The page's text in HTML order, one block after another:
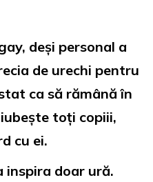
deși personal a
de urechi pentru
ca să rămână în
toți copiii,
cu ei.
inspira doar ură.